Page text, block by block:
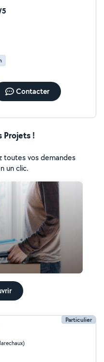
en toute
livraison, je m'adapte à
Contacter
Projets !
toutes vos demandes
un clic.
Particulier